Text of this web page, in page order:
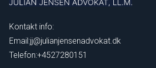
Kontakt info:
Email:jj@julianjensenadvokat.dk
Telefon:+4527280151